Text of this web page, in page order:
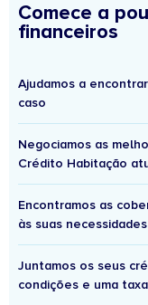
Comece a
financeiros
Ajudamos a
caso
Negociamos as
Crédito Habitação
Encontramos as
às suas necessidades
Juntamos os seus
condições e uma